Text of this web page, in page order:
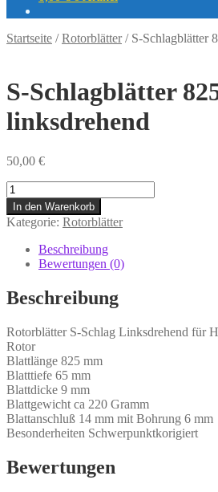
Startseite /Rotorblätter/ S-Schlagblätter
S-Schlagblätter
linksdrehend
50,00 €
S-
Schlagblätter
825/65
mm
linksdrehend
quantity
In den Warenkorb
Kategorie: Rotorblätter
Beschreibung
Bewertungen (0)
Beschreibung
Rotorblätter S-Schlag Linksdrehend für
Rotor
Blattlänge 825 mm
Blatttiefe 65 mm
Blattdicke 9 mm
Blattgewicht ca 220 Gramm
Blattanschluß 14 mm mit Bohrung 6 mm
Besonderheiten Schwerpunktkorigiert
Bewertungen